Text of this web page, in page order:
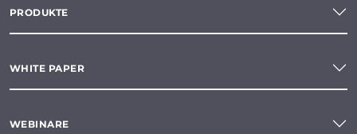
PRODUKTE
WHITE PAPER
WEBINARE